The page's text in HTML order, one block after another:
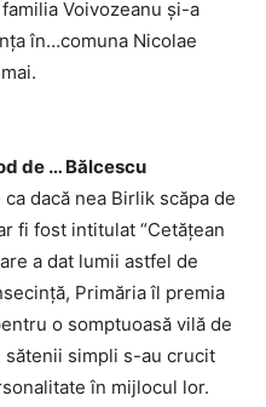
Voivozeanu și-a
în…comuna Nicolae
ce mai.
de … Bălcescu
dacă nea Birlik scăpa de
fi fost intitulat “Cetățean
a dat lumii astfel de
Primăria îl premia
o somptuoasă vilă de
sătenii simpli s-au crucit
în mijlocul lor.